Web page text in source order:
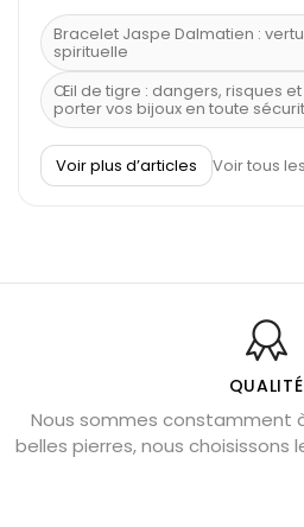
Bracelet Jaspe Dalmatien :
spirituelle
Œil de tigre : dangers, risques
porter vos bijoux en toute
À quel poignet porter un
Découvrez le scorpion et ses
Bienfaits de la sélénite – pierre
L’améthyste est-elle faite pour
Chrysocolle : pierre apaisante
Obsidienne dorée : vertus et
Voir plus d’articles Voir tous
QUALITÉ
Nous sommes constamment
belles pierres, nous choisissons